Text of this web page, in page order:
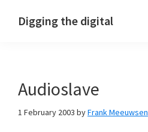
Digging the digital
Audioslave
1 February 2003 byFrank Meeuwsen